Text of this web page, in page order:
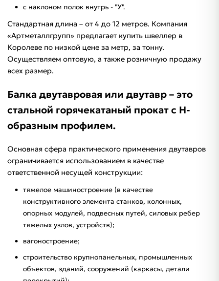
с наклоном полок внутрь - "У".
Стандартная длина – от 4 до 12 метров. Компания
«Артметаллгрупп» предлагает купить швеллер в
Королеве по низкой цене за метр, за тонну.
Осуществляем оптовую, а также розничную продажу
всех размер.
Балка двутавровая или двутавр – это
стальной горячекатаный прокат с Н-
образным профилем.
Основная сфера практического применения двутавров
ограничивается использованием в качестве
ответственной несущей конструкции:
тяжелое машиностроение (в качестве
конструктивного элемента станков, колонных,
опорных модулей, подвесных путей, силовых ребер
тяжелых узлов, устройств);
вагоностроение;
строительство крупнопанельных, промышленных
объектов, зданий, сооружений (каркасы, детали